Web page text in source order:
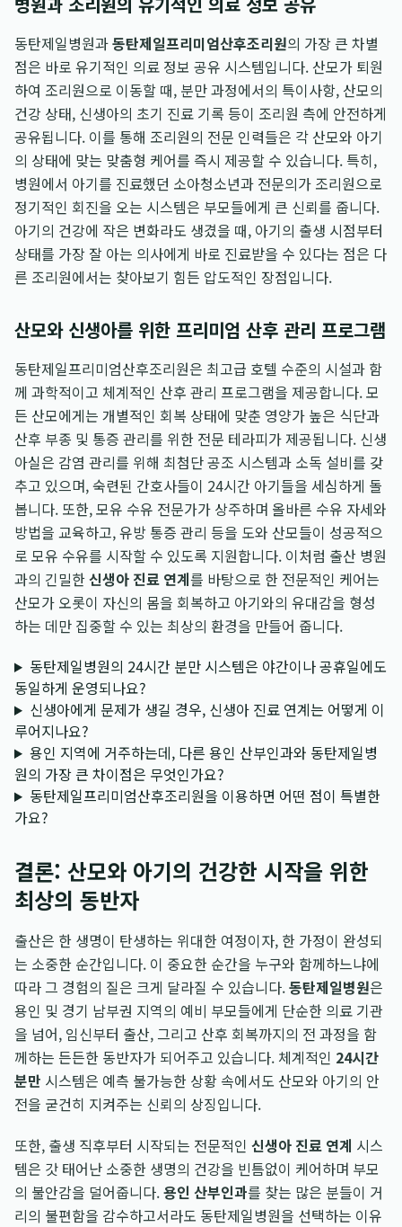
동탄제일병원과동탄제일프리미엄산후조리원의 가장 큰 차별
점은 바로 유기적인 의료 정보 공유 시스템입니다. 산모가 퇴원
하여 조리원으로 이동할 때, 분만 과정에서의 특이사항, 산모의
건강 상태, 신생아의 초기 진료 기록 등이 조리원 측에 안전하게
공유됩니다. 이를 통해 조리원의 전문 인력들은 각 산모와 아기
의 상태에 맞는 맞춤형 케어를 즉시 제공할 수 있습니다. 특히,
병원에서 아기를 진료했던 소아청소년과 전문의가 조리원으로
정기적인 회진을 오는 시스템은 부모들에게 큰 신뢰를 줍니다.
아기의 건강에 작은 변화라도 생겼을 때, 아기의 출생 시점부터
상태를 가장 잘 아는 의사에게 바로 진료받을 수 있다는 점은 다
른 조리원에서는 찾아보기 힘든 압도적인 장점입니다.
산모와 신생아를 위한 프리미엄 산후 관리 프로그램
동탄제일프리미엄산후조리원은 최고급 호텔 수준의 시설과 함
께 과학적이고 체계적인 산후 관리 프로그램을 제공합니다. 모
든 산모에게는 개별적인 회복 상태에 맞춘 영양가 높은 식단과
산후 부종 및 통증 관리를 위한 전문 테라피가 제공됩니다. 신생
아실은 감염 관리를 위해 최첨단 공조 시스템과 소독 설비를 갖
추고 있으며, 숙련된 간호사들이 24시간 아기들을 세심하게 돌
봅니다. 또한, 모유 수유 전문가가 상주하며 올바른 수유 자세와
방법을 교육하고, 유방 통증 관리 등을 도와 산모들이 성공적으
로 모유 수유를 시작할 수 있도록 지원합니다. 이처럼 출산 병원
과의 긴밀한신생아 진료 연계를 바탕으로 한 전문적인 케어는
산모가 오롯이 자신의 몸을 회복하고 아기와의 유대감을 형성
하는 데만 집중할 수 있는 최상의 환경을 만들어 줍니다.
동탄제일병원의 24시간 분만 시스템은 야간이나 공휴일에도
동일하게 운영되나요?
신생아에게 문제가 생길 경우, 신생아 진료 연계는 어떻게 이
루어지나요?
용인 지역에 거주하는데, 다른 용인 산부인과와 동탄제일병
원의 가장 큰 차이점은 무엇인가요?
동탄제일프리미엄산후조리원을 이용하면 어떤 점이 특별한
가요?
결론: 산모와 아기의 건강한 시작을 위한
최상의 동반자
출산은 한 생명이 탄생하는 위대한 여정이자, 한 가정이 완성되
는 소중한 순간입니다. 이 중요한 순간을 누구와 함께하느냐에
따라 그 경험의 질은 크게 달라질 수 있습니다.동탄제일병원은
용인 및 경기 남부권 지역의 예비 부모들에게 단순한 의료 기관
을 넘어, 임신부터 출산, 그리고 산후 회복까지의 전 과정을 함
께하는 든든한 동반자가 되어주고 있습니다. 체계적인 24시간
분만 시스템은 예측 불가능한 상황 속에서도 산모와 아기의 안
전을 굳건히 지켜주는 신뢰의 상징입니다.
또한, 출생 직후부터 시작되는 전문적인 신생아 진료 연계 시스
템은 갓 태어난 소중한 생명의 건강을 빈틈없이 케어하며 부모
의 불안감을 덜어줍니다.용인 산부인과를 찾는 많은 분들이 거
리의 불편함을 감수하고서라도 동탄제일병원을 선택하는 이유